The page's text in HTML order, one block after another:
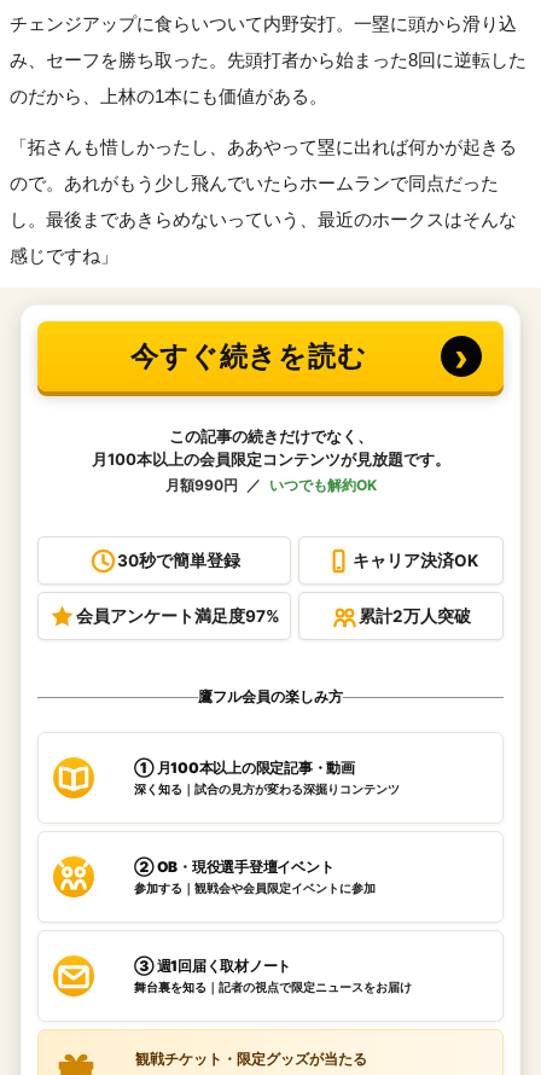
チェンジアップに食らいついて内野安打。一塁に頭から滑り込
み、セーフを勝ち取った。先頭打者から始まった8回に逆転した
のだから、上林の1本にも価値がある。
「拓さんも惜しかったし、ああやって塁に出れば何かが起きる
ので。あれがもう少し飛んでいたらホームランで同点だった
し。最後まであきらめないっていう、最近のホークスはそんな
感じですね」